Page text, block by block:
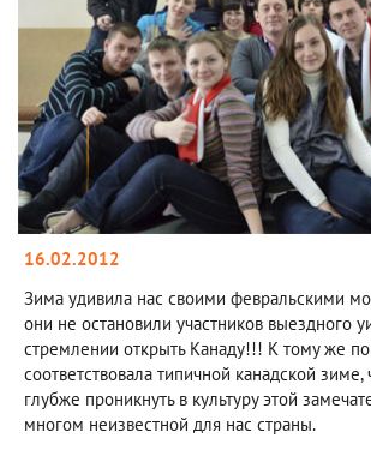
16.02.2012
Зима удивила нас своими февральскими
они не остановили участников выездного
стремлении открыть Канаду!!! К тому же
соответствовала типичной канадской
глубже проникнуть в культуру этой
многом неизвестной для нас страны.